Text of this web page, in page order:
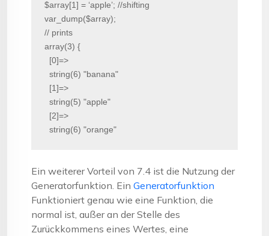
$array[1] = ‘apple’; //shifting
var_dump($array);
// prints
array(3) {
  [0]=>
  string(6) "banana"
  [1]=>
  string(5) "apple"
  [2]=>
  string(6) "orange"
Ein weiterer Vorteil von 7.4 ist die Nutzung der
Generatorfunktion. Ein Generatorfunktion
Funktioniert genau wie eine Funktion, die
normal ist, außer an der Stelle des
Zurückkommens eines Wertes, eine